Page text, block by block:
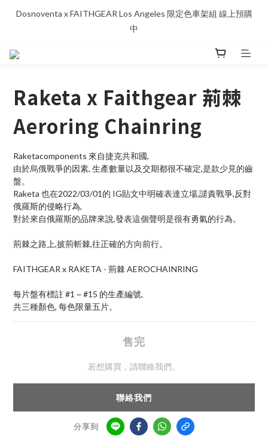
Dosnoventa x FAITHGEAR Los Angeles 限定色車架組 線上預購
中
Raketa x Faithgear 荊棘
Aeroring Chainring
Raketacomponents 來自捷克共和國,
由於烏俄戰爭的因素, 生產數量以及交期都很不確定,是款少見的齒
盤。
Raketa 也在2022/03/01的 IG貼文中明確表達立場,譴責戰爭,反對
俄羅斯的侵略行為,
對於來自俄羅斯的品牌來說,發表這個聲明是很有勇氣的行為。
荊棘之路上,披荊斬棘,往正確的方向前行。
FAITHGEAR x RAKETA - 荊棘 AEROCHAINRING
每片盤有標註 #1 ~ #15 的生產編號,
共三種顏色, 每色限量五片。
售完
若想購買，請聯絡我們。
聯絡我們
分享到